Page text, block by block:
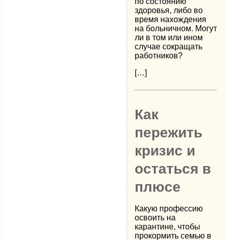
здоровья, либо во
время нахождения
на больничном. Могут
ли в том или ином
случае сокращать
работников?
[…]
Как
пережить
кризис и
остаться в
плюсе
Какую профессию
освоить на
карантине, чтобы
прокормить семью в